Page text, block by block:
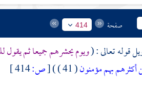
صفحة 414
قوله تعالى : (ويوم يحشرهم جميعا ثم يقول
أكثرهم بهم مؤمنون( 41 ) )
[ص: